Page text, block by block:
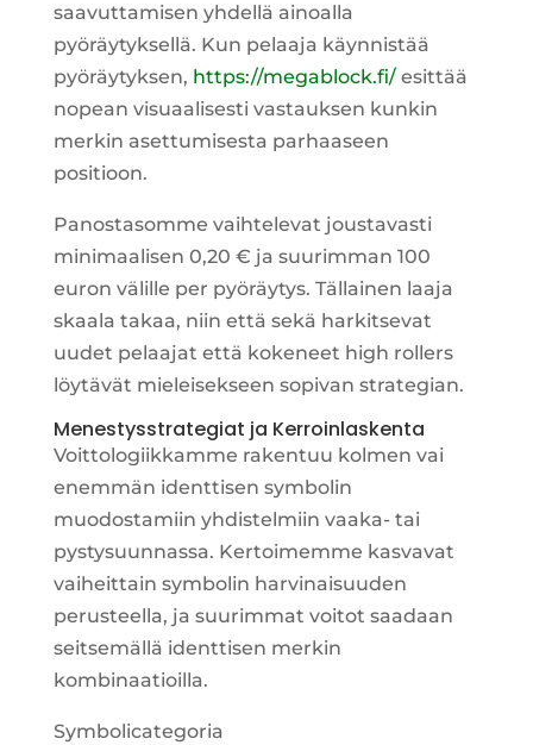
saavuttamisen yhdellä ainoalla
pyöräytyksellä. Kun pelaaja käynnistää
pyöräytyksen, https://megablock.fi/esittää
nopean visuaalisesti vastauksen kunkin
merkin asettumisesta parhaaseen
positioon.
Panostasomme vaihtelevat joustavasti
minimaalisen 0,20 € ja suurimman 100
euron välille per pyöräytys. Tällainen laaja
skaala takaa, niin että sekä harkitsevat
uudet pelaajat että kokeneet high rollers
löytävät mieleisekseen sopivan strategian.
Menestysstrategiat ja Kerroinlaskenta
Voittologiikkamme rakentuu kolmen vai
enemmän identtisen symbolin
muodostamiin yhdistelmiin vaaka- tai
pystysuunnassa. Kertoimemme kasvavat
vaiheittain symbolin harvinaisuuden
perusteella, ja suurimmat voitot saadaan
seitsemällä identtisen merkin
kombinaatioilla.
Symbolicategoria